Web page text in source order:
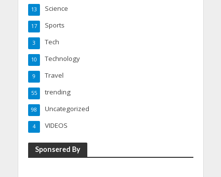
Science
13
Sports
17
Tech
3
Technology
10
Travel
9
trending
55
Uncategorized
98
VIDEOS
4
Sponsered By